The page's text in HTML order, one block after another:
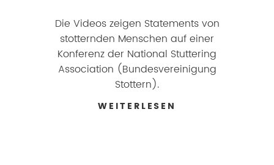
Die Videos zeigen Statements von
stotternden Menschen auf einer
Konferenz der National Stuttering
Association (Bundesvereinigung
Stottern).
WEITERLESEN